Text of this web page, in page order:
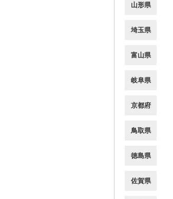
山形県
埼玉県
富山県
岐阜県
京都府
鳥取県
徳島県
佐賀県